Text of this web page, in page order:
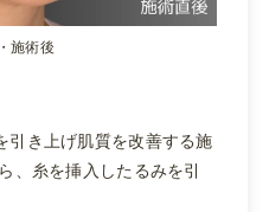
施術後
引き上げ肌質を改善する施
、糸を挿入したるみを引